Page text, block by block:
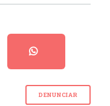
DENUNCIAR